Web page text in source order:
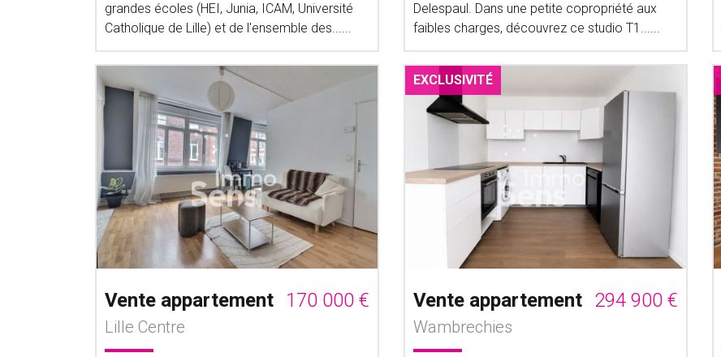
grandes écoles (HEI, Junia, ICAM, Université
Catholique de Lille) et de l'ensemble des......
Delespaul. Dans une petite copropriété aux
faibles charges, découvrez ce studio T1......
Vente appartement 170 000 €
Lille Centre
EXCLUSIVITÉ
Vente appartement 294 900 €
Wambrechies